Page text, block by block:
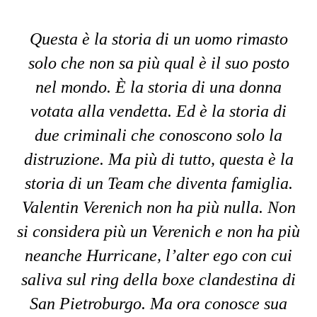
Questa è la storia di un uomo rimasto
solo che non sa più qual è il suo posto
nel mondo. È la storia di una donna
votata alla vendetta. Ed è la storia di
due criminali che conoscono solo la
distruzione. Ma più di tutto, questa è la
storia di un Team che diventa famiglia.
Valentin Verenich non ha più nulla. Non
si considera più un Verenich e non ha più
neanche Hurricane, l’alter ego con cui
saliva sul ring della boxe clandestina di
San Pietroburgo. Ma ora conosce sua